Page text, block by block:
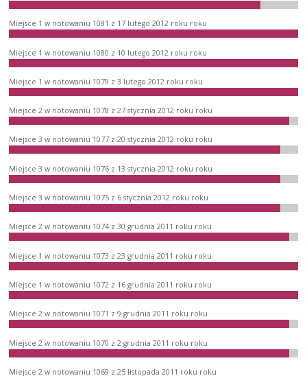
Miejsce 1 w notowaniu 1081 z 17 lutego 2012 roku roku
Miejsce 1 w notowaniu 1080 z 10 lutego 2012 roku roku
Miejsce 1 w notowaniu 1079 z 3 lutego 2012 roku roku
Miejsce 2 w notowaniu 1078 z 27 stycznia 2012 roku roku
Miejsce 3 w notowaniu 1077 z 20 stycznia 2012 roku roku
Miejsce 3 w notowaniu 1076 z 13 stycznia 2012 roku roku
Miejsce 3 w notowaniu 1075 z 6 stycznia 2012 roku roku
Miejsce 2 w notowaniu 1074 z 30 grudnia 2011 roku roku
Miejsce 1 w notowaniu 1073 z 23 grudnia 2011 roku roku
Miejsce 1 w notowaniu 1072 z 16 grudnia 2011 roku roku
Miejsce 2 w notowaniu 1071 z 9 grudnia 2011 roku roku
Miejsce 2 w notowaniu 1070 z 2 grudnia 2011 roku roku
Miejsce 2 w notowaniu 1069 z 25 listopada 2011 roku roku